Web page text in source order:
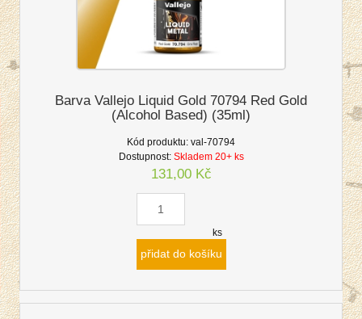
Barva Vallejo Liquid Gold 70794 Red Gold
(Alcohol Based) (35ml)
Kód produktu: val-70794
Dostupnost: Skladem 20+ ks
131,00 Kč
ks
přidat do košíku